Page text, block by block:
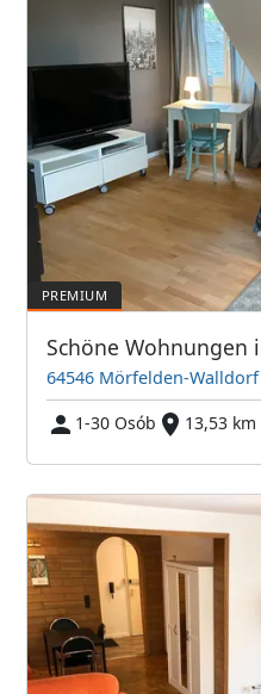
64546 Mörfelden-Walldorf
1-30 Osób
13,53 km